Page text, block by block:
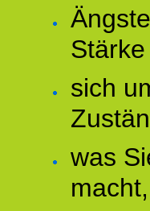
sich
was